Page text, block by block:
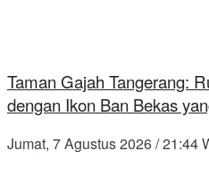
Taman Gajah Tangerang:
dengan Ikon Ban Bekas
Jumat, 7 Agustus 2026 / 21:44